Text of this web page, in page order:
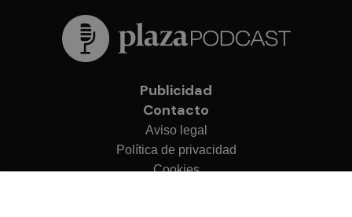
Publicidad
Contacto
Aviso legal
Política de privacidad
Cookies